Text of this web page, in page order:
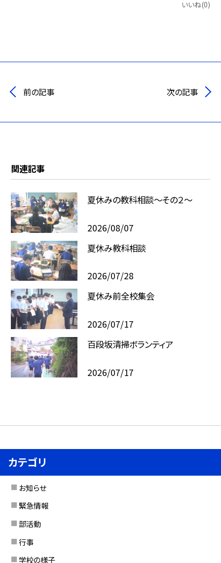
いいね(0)
前の記事 次の記事
関連記事
夏休みの教科相談～その２～
2026/08/07
夏休み教科相談
2026/07/28
夏休み前全校集会
2026/07/17
百段坂清掃ボランティア
2026/07/17
カテゴリ
お知らせ
緊急情報
部活動
行事
学校の様子